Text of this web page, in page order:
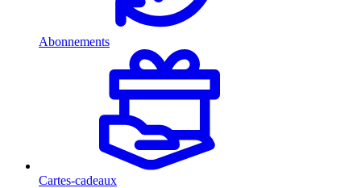
Abonnements
Cartes-cadeaux